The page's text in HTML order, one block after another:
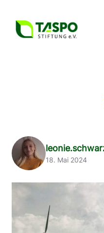
Inhalt
springen
18. Mai 2024